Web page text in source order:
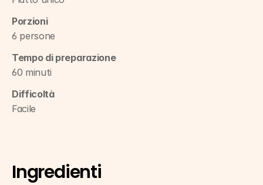
Porzioni
6 persone
Tempo di preparazione
60 minuti
Difficoltà
Facile
Ingredienti